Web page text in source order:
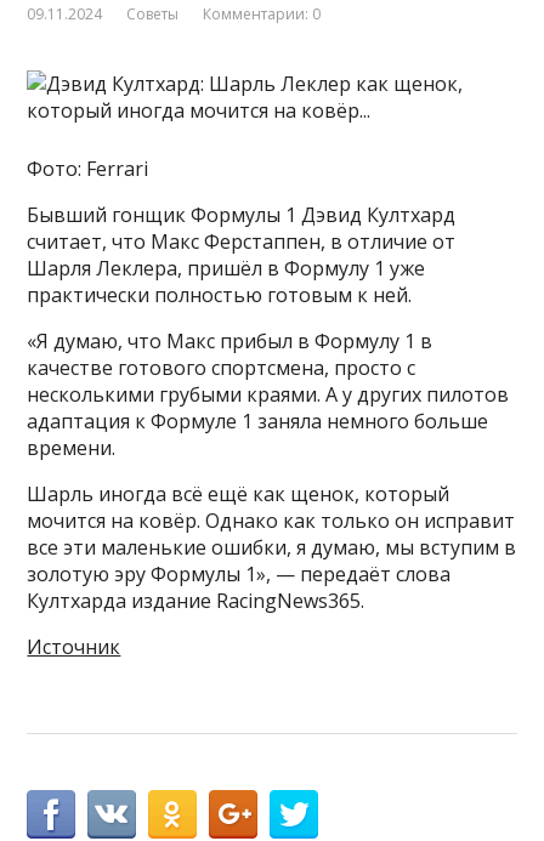
09.11.2024 Советы Комментарии: 0
Фото: Ferrari
Бывший гонщик Формулы 1 Дэвид Култхард
считает, что Макс Ферстаппен, в отличие от
Шарля Леклера, пришёл в Формулу 1 уже
практически полностью готовым к ней.
«Я думаю, что Макс прибыл в Формулу 1 в
качестве готового спортсмена, просто с
несколькими грубыми краями. А у других пилотов
адаптация к Формуле 1 заняла немного больше
времени.
Шарль иногда всё ещё как щенок, который
мочится на ковёр. Однако как только он исправит
все эти маленькие ошибки, я думаю, мы вступим в
золотую эру Формулы 1», — передаёт слова
Култхарда издание RacingNews365.
Источник